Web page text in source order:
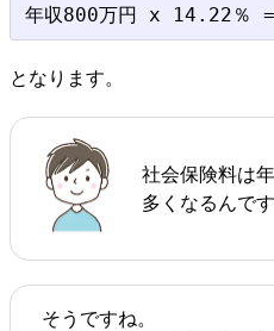
となります。
社会保険料は
多くなるんです
そうですね。